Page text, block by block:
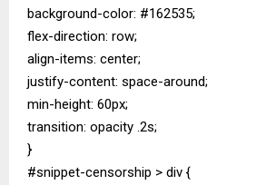
background-color: #162535;
flex-direction: row;
align-items: center;
justify-content: space-around;
min-height: 60px;
transition: opacity .2s;
}
#snippet-censorship > div {